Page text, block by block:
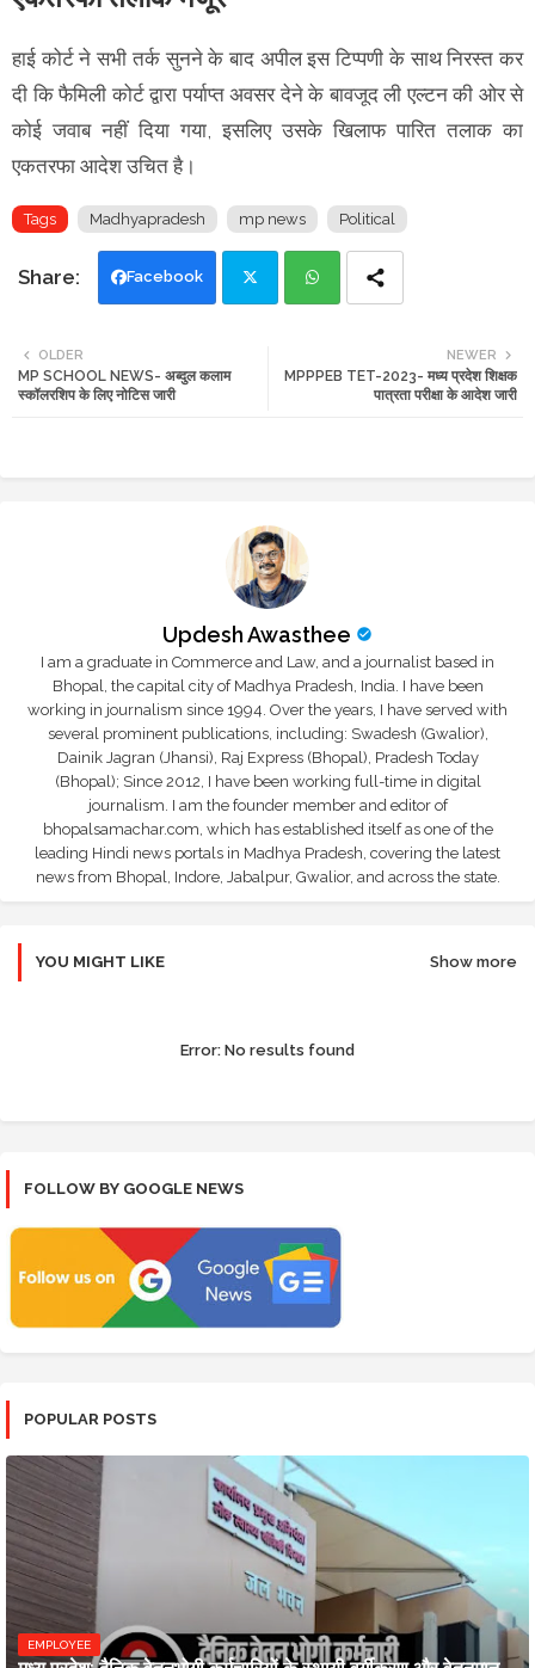
हाई कोर्ट ने सभी तर्क सुनने के बाद अपील इस टिप्पणी के साथ निरस्त कर
दी कि फैमिली कोर्ट द्वारा पर्याप्त अवसर देने के बावजूद ली एल्टन की ओर से
कोई जवाब नहीं दिया गया, इसलिए उसके खिलाफ पारित तलाक का
एकतरफा आदेश उचित है।
Tags Madhyapradesh mp news Political
Facebook
ats
NEWER
MPPPEB TET-2023- मध्य प्रदेश शिक्षक
पात्रता परीक्षा के आदेश जारी
OLDER
MP SCHOOL NEWS- अब्दुल कलाम
स्कॉलरशिप के लिए नोटिस जारी
Updesh Awasthee
I am a graduate in Commerce and Law, and a journalist based in
Bhopal, the capital city of Madhya Pradesh, India. I have been
working in journalism since 1994. Over the years, I have served with
several prominent publications, including: Swadesh (Gwalior),
Dainik Jagran (Jhansi), Raj Express (Bhopal), Pradesh Today
(Bhopal); Since 2012, I have been working full-time in digital
journalism. I am the founder member and editor of
bhopalsamachar.com, which has established itself as one of the
leading Hindi news portals in Madhya Pradesh, covering the latest
news from Bhopal, Indore, Jabalpur, Gwalior, and across the state.
YOU MIGHT LIKE Show more
Error: No results found
FOLLOW BY GOOGLE NEWS
POPULAR POSTS
EMPLOYEE